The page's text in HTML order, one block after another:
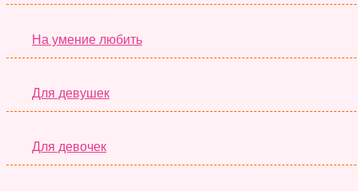
На умение любить
Для девушек
Для девочек